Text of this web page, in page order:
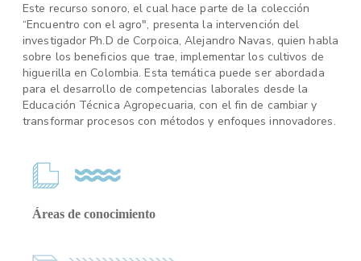
Este recurso sonoro, el cual hace parte de la colección
“Encuentro con el agro", presenta la intervención del
investigador Ph.D de Corpoica, Alejandro Navas, quien habla
sobre los beneficios que trae, implementar los cultivos de
higuerilla en Colombia. Esta temática puede ser abordada
para el desarrollo de competencias laborales desde la
Educación Técnica Agropecuaria, con el fin de cambiar y
transformar procesos con métodos y enfoques innovadores.
Áreas de conocimiento